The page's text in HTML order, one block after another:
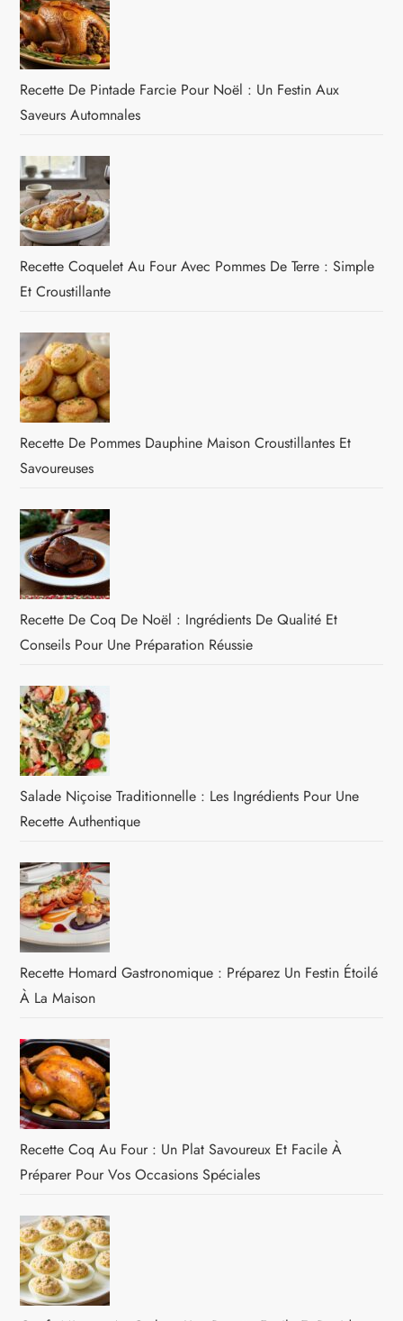
Recette De Pintade Farcie Pour Noël : Un Festin Aux
Saveurs Automnales
Recette Coquelet Au Four Avec Pommes De Terre : Simple
Et Croustillante
Recette De Pommes Dauphine Maison Croustillantes Et
Savoureuses
Recette De Coq De Noël : Ingrédients De Qualité Et
Conseils Pour Une Préparation Réussie
Salade Niçoise Traditionnelle : Les Ingrédients Pour Une
Recette Authentique
Recette Homard Gastronomique : Préparez Un Festin Étoilé
À La Maison
Recette Coq Au Four : Un Plat Savoureux Et Facile À
Préparer Pour Vos Occasions Spéciales